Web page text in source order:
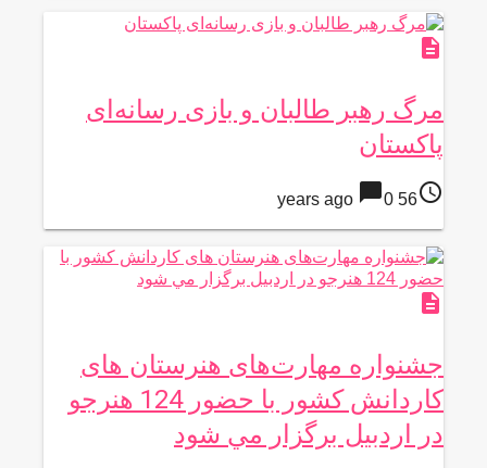
description
مرگ رهبر طالبان و بازی رسانه‌ای
پاکستان
access_time
56 years ago
chat_bubble0
description
جشنواره مهارت‌های هنرستان های
کاردانش کشور با حضور 124 هنرجو
در اردبيل برگزار مي شود